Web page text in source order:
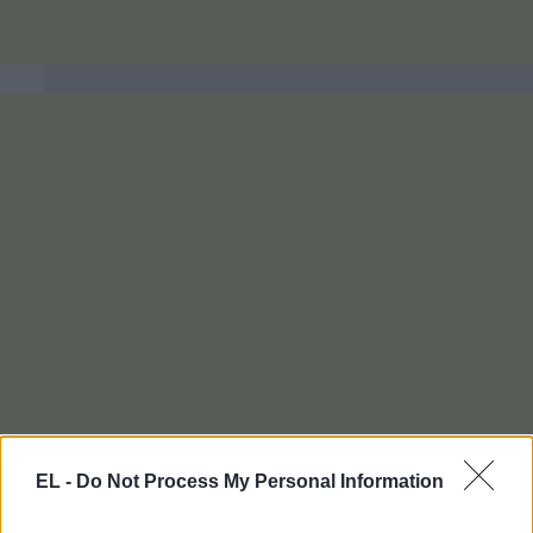
EL - Do Not Process My Personal Information